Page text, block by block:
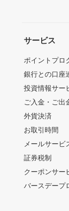
サービス
ポイントプロ
銀行との口座
投資情報サー
ご入金・ご出
外貨決済
お取引時間
メールサービ
証券税制
クーポンサー
バースデープ